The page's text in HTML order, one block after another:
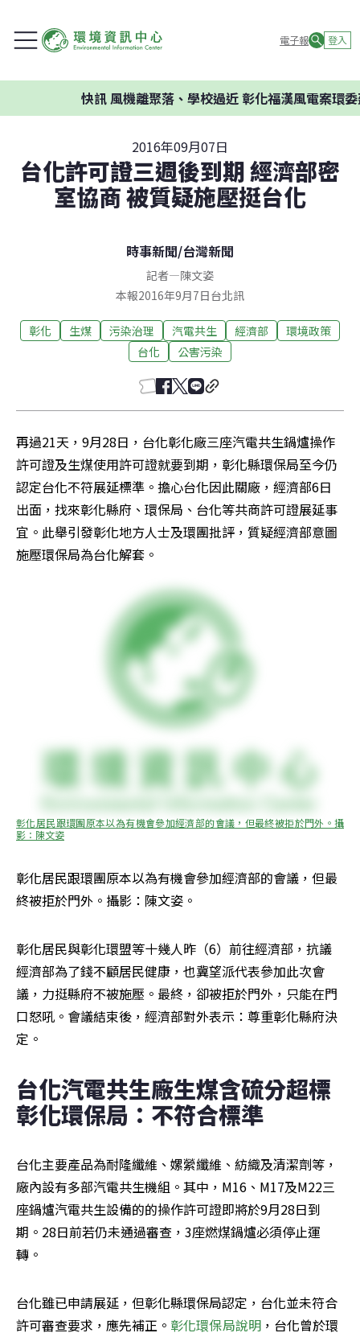
電子報 登入
風機離聚落、學校過近 彰化福漢風電案環委建議不應
2016年09月07日
台化許可證三週後到期 經濟部密
室協商 被質疑施壓挺台化
時事新聞/台灣新聞
記者—陳文姿
本報2016年9月7日台北訊
彰化 生煤 污染治理 汽電共生 經濟部
環境政策
台化
公害污染
再過21天，9月28日，台化彰化廠三座汽電共生鍋爐操作
許可證及生煤使用許可證就要到期，彰化縣環保局至今仍
認定台化不符展延標準。擔心台化因此關廠，經濟部6日
出面，找來彰化縣府、環保局、台化等共商許可證展延事
宜。此舉引發彰化地方人士及環團批評，質疑經濟部意圖
施壓環保局為台化解套。
彰化居民跟環團原本以為有機會參加經濟部的會議，但最終被拒於門外。攝
影：陳文姿
彰化居民跟環團原本以為有機會參加經濟部的會議，但最
終被拒於門外。攝影：陳文姿。
彰化居民與彰化環盟等十幾人昨（6）前往經濟部，抗議
經濟部為了錢不顧居民健康，也冀望派代表參加此次會
議，力挺縣府不被施壓。最終，卻被拒於門外，只能在門
口怒吼。會議結束後，經濟部對外表示：尊重彰化縣府決
定。
台化汽電共生廠生煤含硫分超標
彰化環保局：不符合標準
台化主要產品為耐隆纖維、嫘縈纖維、紡織及清潔劑等，
廠內設有多部汽電共生機組。其中，M16、M17及M22三
座鍋爐汽電共生設備的的操作許可證即將於9月28日到
期。28日前若仍未通過審查，3座燃煤鍋爐必須停止運
轉。
台化雖已申請展延，但彰化縣環保局認定，台化並未符合
許可審查要求，應先補正。 彰化環保局說明 ，台化曾於環